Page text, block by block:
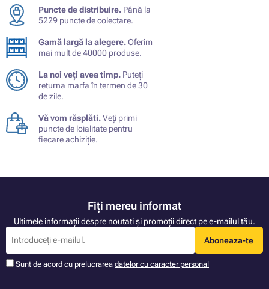
Puncte de distribuire. Până la
5229 puncte de colectare.
Gamă largă la alegere.Oferim
mai mult de 40000 produse.
La noi veți avea timp. Puteți
returna marfa în termen de 30
de zile.
Vă vom răsplăti.Veți primi
puncte de loialitate pentru
fiecare achiziție.
Fiți mereu informat
Ultimele informații despre noutati și promoții direct pe e-mailul tău.
Aboneaza-te
Sunt de acord cu prelucrarea datelor cu caracter personal